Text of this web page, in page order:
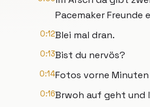
Pacemaker
0:12Blei mal dran.
0:13Bist du nervös?
0:14Fotos vorne
0:16Brwoh auf geht und